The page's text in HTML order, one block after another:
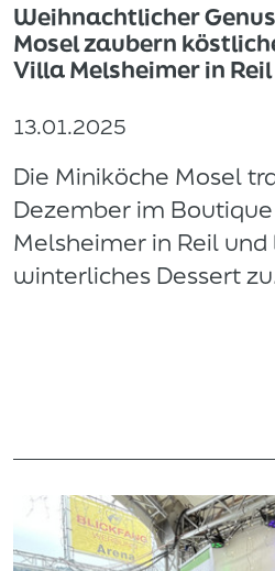
Weihnachtlicher
Mosel zaubern
Villa Melsheimer in Reil
13.01.2025
Die Miniköche Mosel
Dezember im
Melsheimer in Reil
winterliches Dessert